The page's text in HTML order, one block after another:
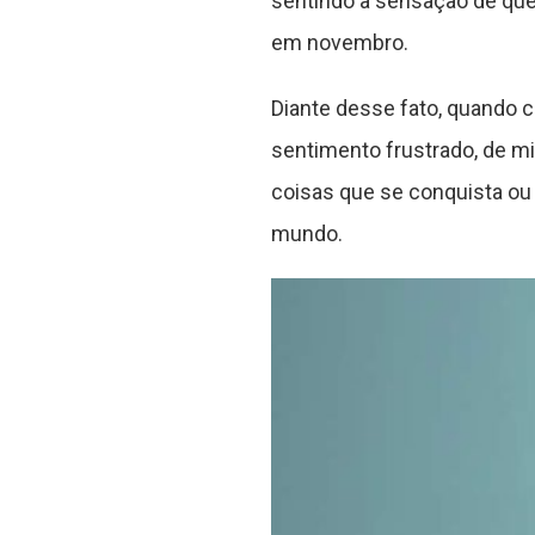
em novembro.
Diante desse fato, quando
sentimento frustrado, de
coisas que se conquista
mundo.